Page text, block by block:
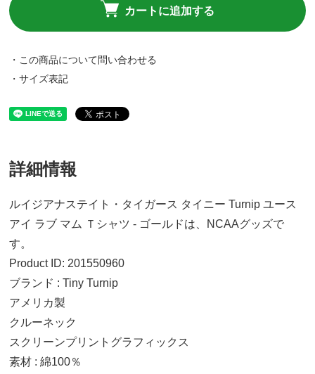
カートに追加する
・この商品について問い合わせる
・サイズ表記
詳細情報
ルイジアナステイト・タイガース タイニー Turnip ユース
アイ ラブ マム Ｔシャツ - ゴールドは、NCAAグッズで
す。
Product ID: 201550960
ブランド : Tiny Turnip
アメリカ製
クルーネック
スクリーンプリントグラフィックス
素材 : 綿100％